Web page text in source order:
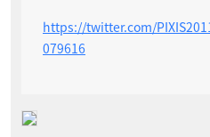
https://twitter.com/
079616